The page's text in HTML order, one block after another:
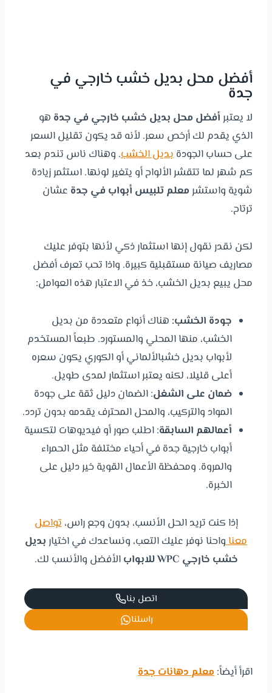
أفضل محل بديل خشب خارجي في
جدة
لا يعتبر أفضل محل بديل خشب خارجي في جدة هو
الذي يقدم لك أرخص سعر. لأنه قد يكون تقليل السعر
على حساب الجودةبديل الخشب. وهناك ناس تندم بعد
كم شهر لما تتقشر الألواح أو يتغير لونها. استثمر زيادة
شوية واستشر معلم تلبيس أبواب في جدة عشان
ترتاح.
لكن نقدر نقول إنها استثمار ذكي لأنها بتوفر عليك
مصاريف صيانة مستقبلية كبيرة. واذا تحب تعرف أفضل
محل يبيع بديل الخشب، خذ في الاعتبار هذه العوامل:
جودة الخشب: هناك أنواع متعددة من بديل
الخشب، منها المحلي والمستورد. طبعاً المستخدم
لأبواب بديل خشبالألماني أو الكوري يكون سعره
أعلى قليلا، لكنه يعتبر استثمار لمدى طويل.
ضمان على الشغل: الضمان دليل ثقة على جودة
المواد والتركيب، والمحل المحترف يقدمه بدون تردد.
أعمالهم السابقة: اطلب صور أو فيديوهات لتكسية
أبواب خارجية جدة في أحياء مختلفة مثل الحمراء
والمروة. ومحفظة الأعمال القوية خير دليل على
الخبرة.
إذا كنت تريد الحل الأنسب، بدون وجع راس،تواصل
معناواحنا نوفر عليك التعب، ونساعدك في اختيار بديل
خشب خارجي WPC للابواب
الأفضل والأنسب لك.
اتصل بنا
راسلنا
اقرأ أيضاً:معلم دهانات جدة